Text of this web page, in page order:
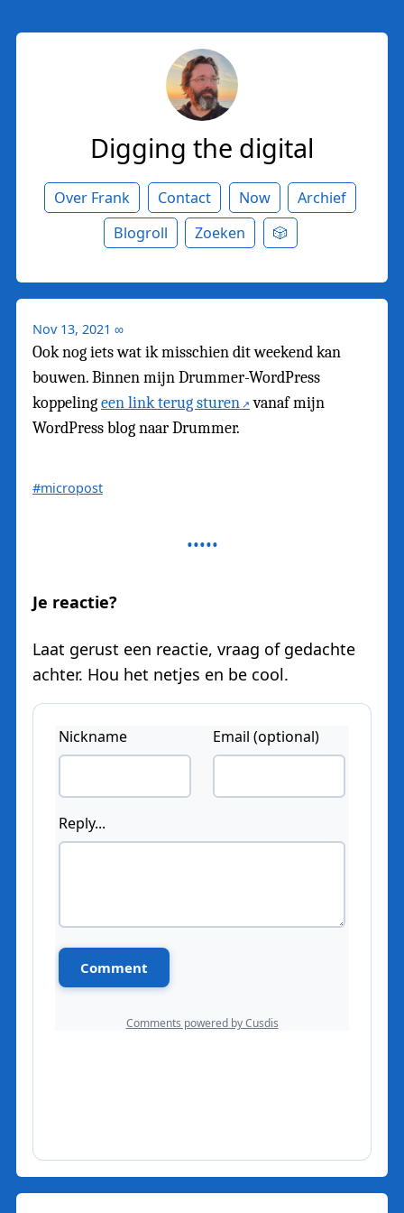
Digging the digital
Over Frank Contact Now
Archief
Blogroll
Zoeken 🎲
Nov 13, 2021 ∞
Ook nog iets wat ik misschien dit weekend kan
bouwen. Binnen mijn Drummer-WordPress
koppelingeen link terug sturen
vanaf mijn
WordPress blog naar Drummer.
#micropost
Je reactie?
Laat gerust een reactie, vraag of gedachte
achter. Hou het netjes en be cool.